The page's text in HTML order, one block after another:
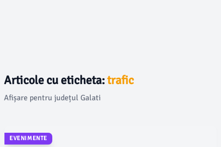
Articole cu eticheta:trafic
Afișare pentru județul Galati
EVENIMENTE